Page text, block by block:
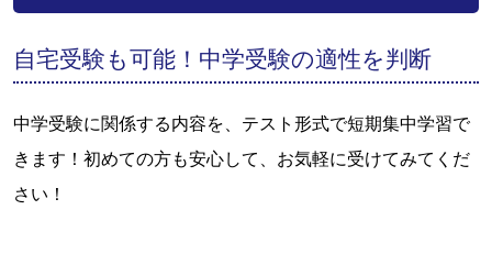
自宅受験も可能！中学受験の適性を判断
中学受験に関係する内容を、テスト形式で短期集中学習で
きます！初めての方も安心して、お気軽に受けてみてくだ
さい！